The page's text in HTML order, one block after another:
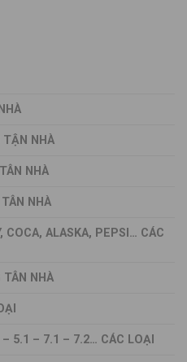
TẬN NHÀ
NHÀ
NHÀ
COCA, ALASKA, PEPSI… CÁC
TÂN NHÀ
5.1 – 7.1 – 7.2… CÁC LOẠI